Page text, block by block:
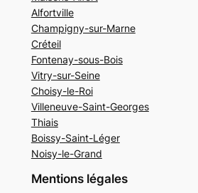
Alfortville
Champigny-sur-Marne
Créteil
Fontenay-sous-Bois
Vitry-sur-Seine
Choisy-le-Roi
Villeneuve-Saint-Georges
Thiais
Boissy-Saint-Léger
Noisy-le-Grand
Mentions légales